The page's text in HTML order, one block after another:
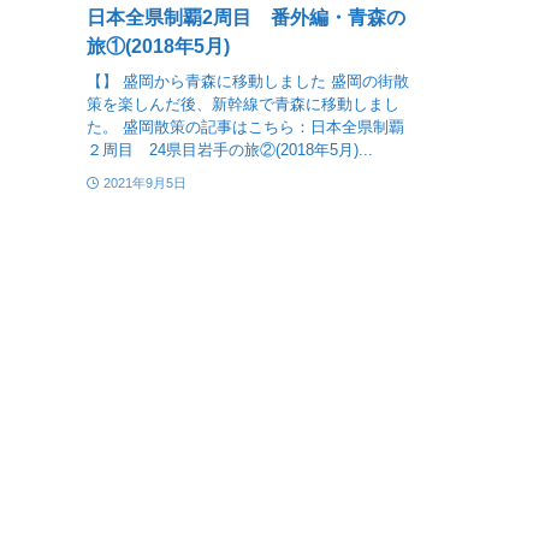
日本全県制覇2周目 番外編・青森の
旅①(2018年5月)
【】 盛岡から青森に移動しました 盛岡の街散
策を楽しんだ後、新幹線で青森に移動しまし
た。 盛岡散策の記事はこちら：日本全県制覇
２周目 24県目岩手の旅②(2018年5月)...
2021年9月5日